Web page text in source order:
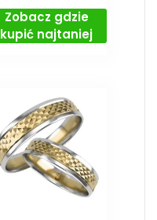
Zobacz gdzie
kupić najtaniej